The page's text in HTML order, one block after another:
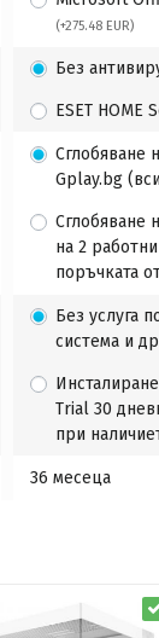
(+275.48 EUR)
Без
ESET HOME
Сглобяване
Gplay.bg
Сглобяване
на 2
поръчката
Без услуга
система и
Trial 30
при
36 месеца